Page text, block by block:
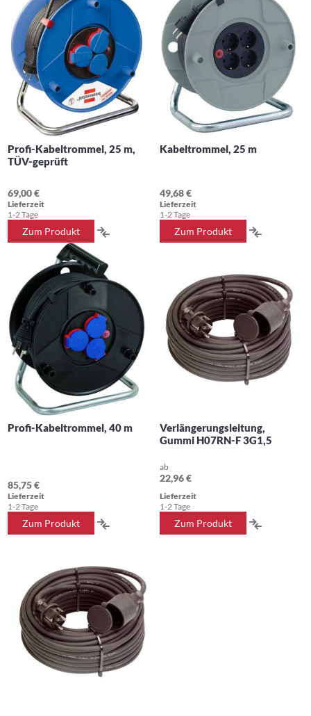
Profi-Kabeltrommel, 25 m,
TÜV-geprüft
69,00 €
Lieferzeit
1-2 Tage
Zum Produkt
Kabeltrommel, 25 m
49,68 €
Lieferzeit
1-2 Tage
Zum Produkt
Profi-Kabeltrommel, 40 m
85,75 €
Lieferzeit
1-2 Tage
Zum Produkt
Verlängerungsleitung,
Gummi H07RN-F 3G1,5
ab
22,96 €
Lieferzeit
1-2 Tage
Zum Produkt